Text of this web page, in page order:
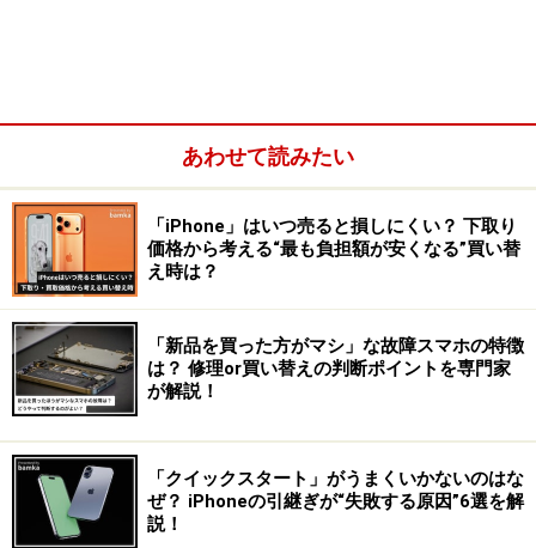
たプランだ
月額1000円で国内通話がかけ放題になる「かけ放題オプ
ション」が用意されているものの、基本的にはahamoを1
あわせて読みたい
「iPhone」はいつ売ると損しにくい？ 下取り
価格から考える“最も負担額が安くなる”買い替
え時は？
「新品を買った方がマシ」な故障スマホの特徴
は？ 修理or買い替えの判断ポイントを専門家
が解説！
「クイックスタート」がうまくいかないのはな
ぜ？ iPhoneの引継ぎが“失敗する原因”6選を解
説！